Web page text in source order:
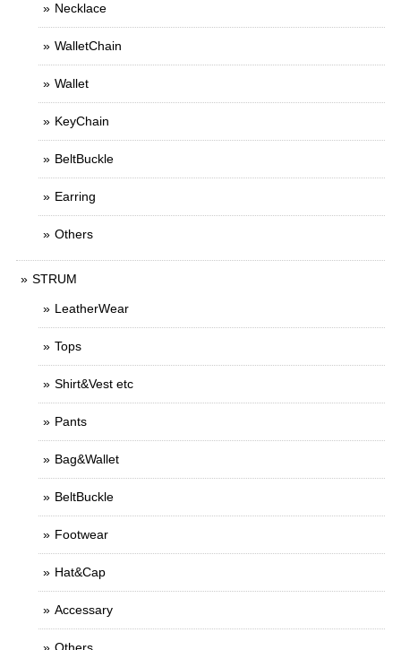
Necklace
WalletChain
Wallet
KeyChain
BeltBuckle
Earring
Others
STRUM
LeatherWear
Tops
Shirt&Vest etc
Pants
Bag&Wallet
BeltBuckle
Footwear
Hat&Cap
Accessary